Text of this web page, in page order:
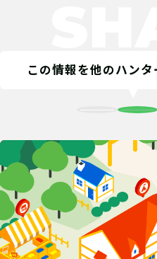
この情報を他のハン